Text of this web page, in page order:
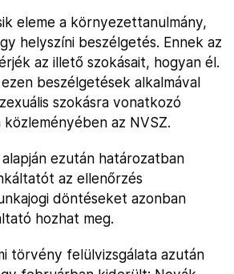
eleme a környezettanulmány,
helyszíni beszélgetés. Ennek az
az illető szokásait, hogyan él.
beszélgetések alkalmával
szokásra vonatkozó
az NVSZ.
ezután határozatban
az ellenőrzés
döntéseket azonban
hozhat meg.
törvény felülvizsgálata azután